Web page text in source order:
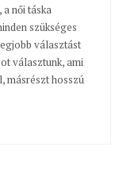
női táska
szükséges
választást
választunk, ami
másrészt hosszú